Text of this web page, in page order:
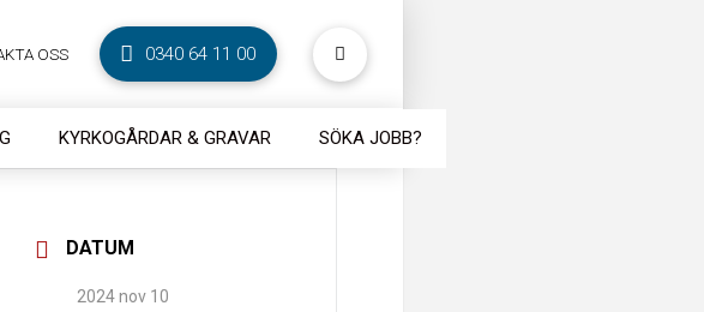
OSS 0340 64 11 00
KYRKOGÅRDAR & GRAVAR SÖKA JOBB?
DATUM
2024 nov 10